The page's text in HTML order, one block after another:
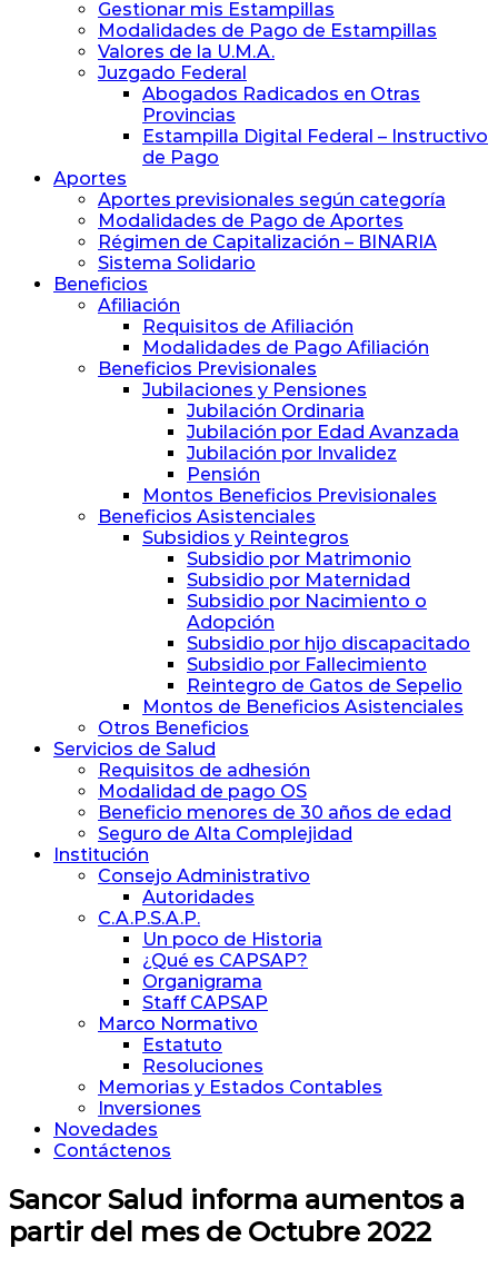
Previsión
Procuradores
Gestionar mis Estampillas
Modalidades de Pago de Estampillas
Valores de la U.M.A.
Juzgado Federal
Abogados Radicados en Otras
Provincias
Estampilla Digital Federal – Instructivo
de Pago
Aportes
Aportes previsionales según categoría
Modalidades de Pago de Aportes
Régimen de Capitalización – BINARIA
Sistema Solidario
Beneficios
Afiliación
Requisitos de Afiliación
Modalidades de Pago Afiliación
Beneficios Previsionales
Jubilaciones y Pensiones
Jubilación Ordinaria
Jubilación por Edad Avanzada
Jubilación por Invalidez
Pensión
Montos Beneficios Previsionales
Beneficios Asistenciales
Subsidios y Reintegros
Subsidio por Matrimonio
Subsidio por Maternidad
Subsidio por Nacimiento o
Adopción
Subsidio por hijo discapacitado
Subsidio por Fallecimiento
Reintegro de Gatos de Sepelio
Montos de Beneficios Asistenciales
Otros Beneficios
Servicios de Salud
Requisitos de adhesión
Modalidad de pago OS
Beneficio menores de 30 años de edad
Seguro de Alta Complejidad
Institución
Consejo Administrativo
Autoridades
C.A.P.S.A.P.
Un poco de Historia
¿Qué es CAPSAP?
Organigrama
Staff CAPSAP
Marco Normativo
Estatuto
Resoluciones
Memorias y Estados Contables
Inversiones
Novedades
Contáctenos
Sancor Salud informa aumentos a
partir del mes de Octubre 2022